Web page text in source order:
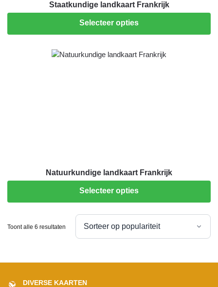
Staatkundige landkaart Frankrijk
Selecteer opties
Natuurkundige landkaart Frankrijk
Selecteer opties
Toont alle 6 resultaten
DIVERSE KAARTEN